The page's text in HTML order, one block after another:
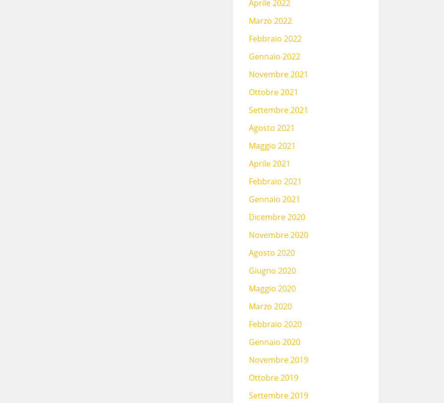
Aprile 2022
Marzo 2022
Febbraio 2022
Gennaio 2022
Novembre 2021
Ottobre 2021
Settembre 2021
Agosto 2021
Maggio 2021
Aprile 2021
Febbraio 2021
Gennaio 2021
Dicembre 2020
Novembre 2020
Agosto 2020
Giugno 2020
Maggio 2020
Marzo 2020
Febbraio 2020
Gennaio 2020
Novembre 2019
Ottobre 2019
Settembre 2019